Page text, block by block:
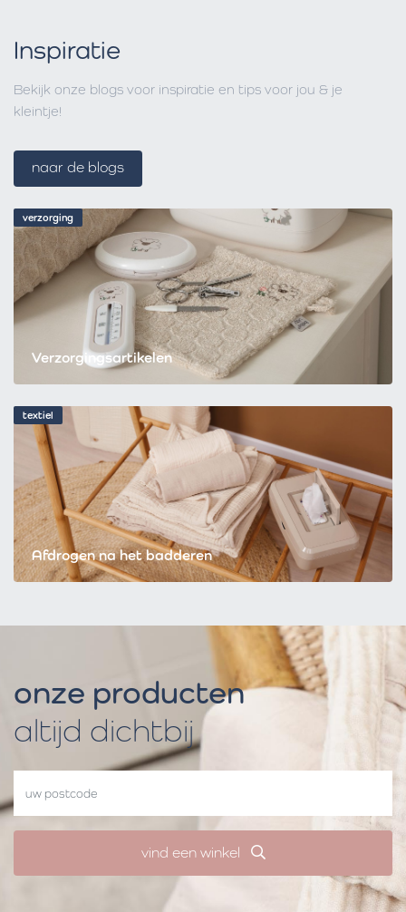
verzorging
Verzorgingsartikelen
textiel
Afdrogen na het badderen
Inspiratie
Bekijk onze blogs voor inspiratie en tips voor jou & je
kleintje!
naar de blogs
onze producten
altijd dichtbij
vind een winkel